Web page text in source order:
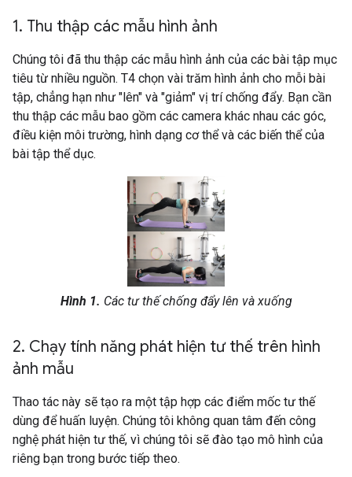
1. Thu thập các mẫu hình ảnh
Chúng tôi đã thu thập các mẫu hình ảnh của các bài tập mục
tiêu từ nhiều nguồn. T4 chọn vài trăm hình ảnh cho mỗi bài
tập, chẳng hạn như "lên" và "giảm" vị trí chống đẩy. Bạn cần
thu thập các mẫu bao gồm các camera khác nhau các góc,
điều kiện môi trường, hình dạng cơ thể và các biến thể của
bài tập thể dục.
Hình 1. Các tư thế chống đẩy lên và xuống
2. Chạy tính năng phát hiện tư thế trên hình
ảnh mẫu
Thao tác này sẽ tạo ra một tập hợp các điểm mốc tư thế
dùng để huấn luyện. Chúng tôi không quan tâm đến công
nghệ phát hiện tư thế, vì chúng tôi sẽ đào tạo mô hình của
riêng bạn trong bước tiếp theo.